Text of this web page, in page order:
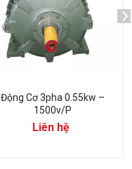
Động Cơ 3pha 0.55kw –
1500v/p
Liên hệ